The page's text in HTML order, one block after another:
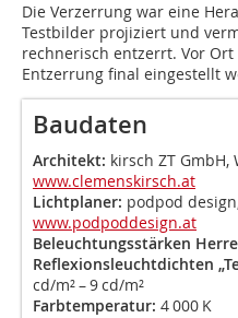
Die Verzerrung war eine
Testbilder projiziert und
rechnerisch entzerrt. Vor
Entzerrung final eingestellt
Baudaten
Architekt: kirsch ZT GmbH,
www.clemenskirsch.at
Lichtplaner: podpod
www.podpoddesign.at
Beleuchtungsstärken
Reflexionsleuchtdichten
cd/m² – 9 cd/m²
Farbtemperatur: 4 000 K